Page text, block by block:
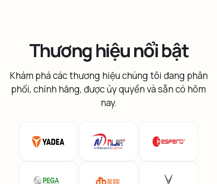
Thương hiệu nổi bật
Khám phá các thương hiệu chúng tôi đang phân
phối, chính hãng, được ủy quyền và sẵn có hôm
nay.